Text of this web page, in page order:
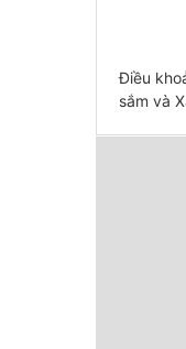
Điều
sắm và